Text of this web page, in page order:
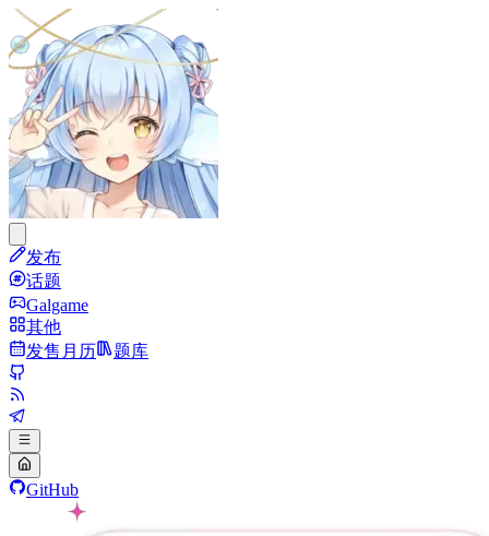
发布
话题
Galgame
其他
发售月历
题库
GitHub